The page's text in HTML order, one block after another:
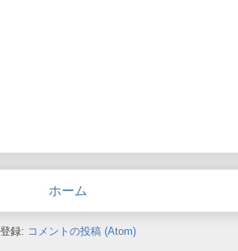
ホーム
登録: コメントの投稿 (Atom)